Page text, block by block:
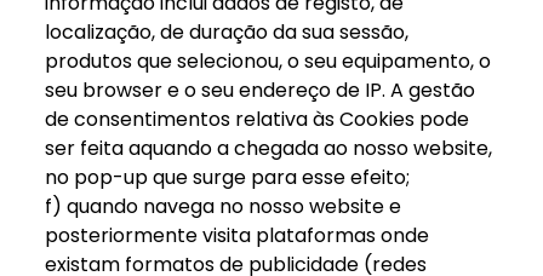
localização, de duração da sua sessão,
produtos que selecionou, o seu equipamento, o
seu browser e o seu endereço de IP. A gestão
de consentimentos relativa às Cookies pode
ser feita aquando a chegada ao nosso website,
no pop-up que surge para esse efeito;
f) quando navega no nosso website e
posteriormente visita plataformas onde
existam formatos de publicidade (redes